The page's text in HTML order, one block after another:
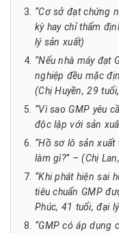
“Cơ sở đạt chứng
kỳ hay chỉ thẩm
lý sản xuất)
“Nếu nhà máy đạt
nghiệp đều mặc
(Chị Huyền, 29
“Vì sao GMP yêu
độc lập với sản
“Hồ sơ lô sản
làm gì?” – (Chị
“Khi phát hiện sai
tiêu chuẩn GMP
Phúc, 41 tuổi, đại
“GMP có áp dụng